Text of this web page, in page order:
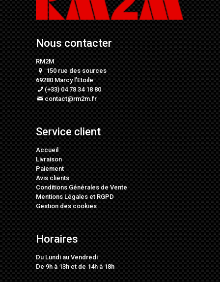
Nous contacter
RM2M
150 rue des sources
69280 Marcy l’Etoile
(+33) 04 78 34 18 80
contact@rm2m.fr
Service client
Accueil
Livraison
Paiement
Avis clients
Conditions Générales de Vente
Mentions LégalesetRGPD
Gestion des cookies
Horaires
Du Lundi au Vendredi
De 9h à 13h et de 14h à 18h